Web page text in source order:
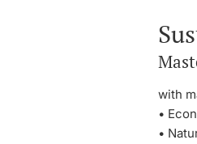
with
•
•